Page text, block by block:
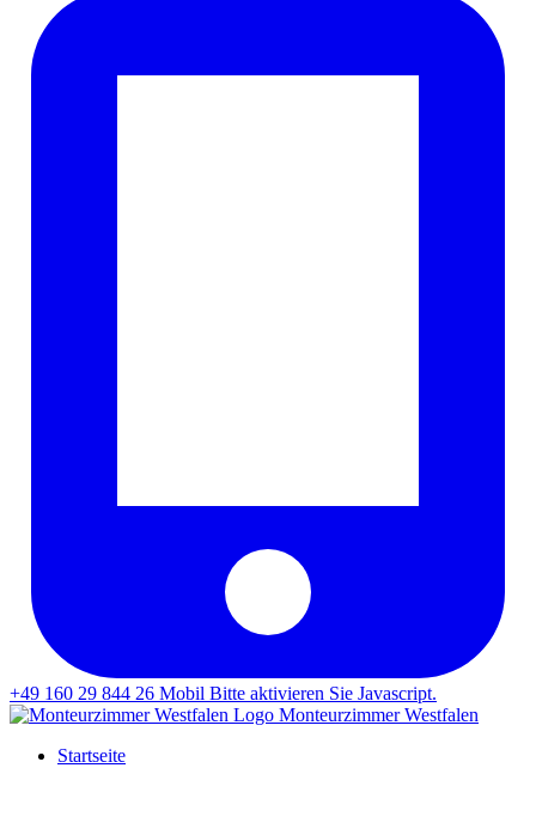
+49 160 29 844 26 Mobil Bitte aktivieren Sie Javascript.
Monteurzimmer Westfalen
Startseite